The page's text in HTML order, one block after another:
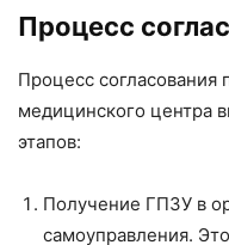
Процесс
Процесс согласования
медицинского центра
этапов:
Получение ГПЗУ в
самоуправления.